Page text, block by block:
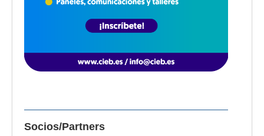
Socios/Partners